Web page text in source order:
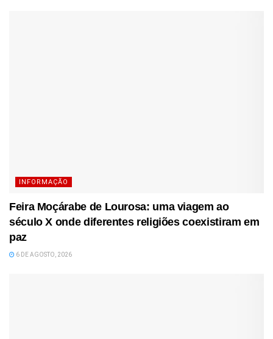
INFORMAÇÃO
Feira Moçárabe de Lourosa: uma viagem ao
século X onde diferentes religiões coexistiram em
paz
6 DE AGOSTO, 2026